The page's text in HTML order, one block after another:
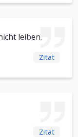
leiben.
Zitat
Zitat